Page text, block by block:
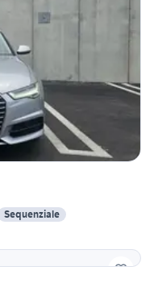
Sequenziale